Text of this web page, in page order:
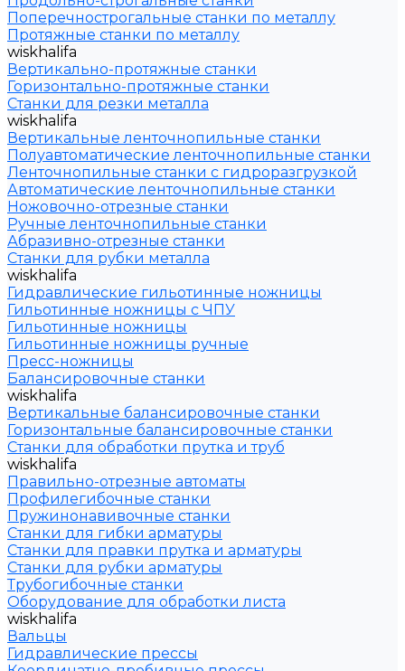
Поперечнострогальные станки по металлу
Протяжные станки по металлу
wiskhalifa
Вертикально-протяжные станки
Горизонтально-протяжные станки
Станки для резки металла
wiskhalifa
Вертикальные ленточнопильные станки
Полуавтоматические ленточнопильные станки
Ленточнопильные станки с гидроразгрузкой
Автоматические ленточнопильные станки
Ножовочно-отрезные станки
Ручные ленточнопильные станки
Абразивно-отрезные станки
Станки для рубки металла
wiskhalifa
Гидравлические гильотинные ножницы
Гильотинные ножницы с ЧПУ
Гильотинные ножницы
Гильотинные ножницы ручные
Пресс-ножницы
Балансировочные станки
wiskhalifa
Вертикальные балансировочные станки
Горизонтальные балансировочные станки
Станки для обработки прутка и труб
wiskhalifa
Правильно-отрезные автоматы
Профилегибочные станки
Пружинонавивочные станки
Станки для гибки арматуры
Станки для правки прутка и арматуры
Станки для рубки арматуры
Трубогибочные станки
Оборудование для обработки листа
wiskhalifa
Вальцы
Гидравлические прессы